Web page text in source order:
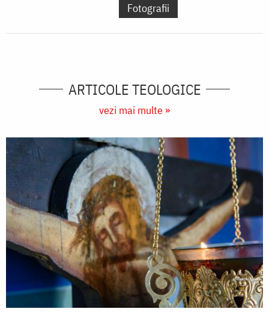
Fotografii
ARTICOLE TEOLOGICE
vezi mai multe »